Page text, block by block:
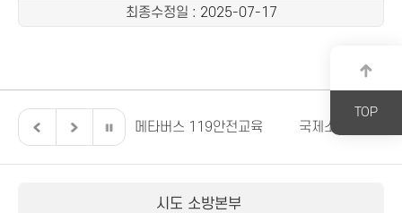
최종수정일 : 2025-07-17
TOP
전북특별자치도 메타버스 119안전교육 국제소방안전박
시도 소방본부